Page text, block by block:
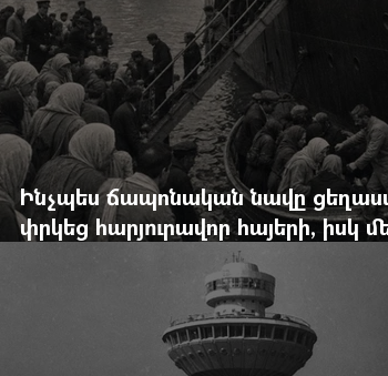
Ինչպես ճապոնական նավը
փրկեց հարյուրավոր հայերի, իսկ
հերոս նավապետի անունը՝ Սաձո